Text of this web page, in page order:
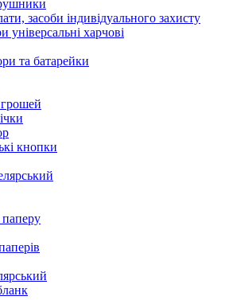
засоби індивідуального захисту
універсальні харчові
та батарейки
кнопки